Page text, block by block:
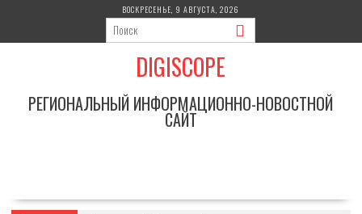
содержимому
ВОСКРЕСЕНЬЕ, 9 АВГУСТА, 2026
DIGISCOPE
РЕГИОНАЛЬНЫЙ ИНФОРМАЦИОННО-НОВОСТНОЙ
САЙТ